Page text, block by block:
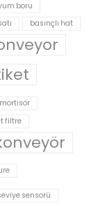
boru
basınçlı hat
filtre
sensorü